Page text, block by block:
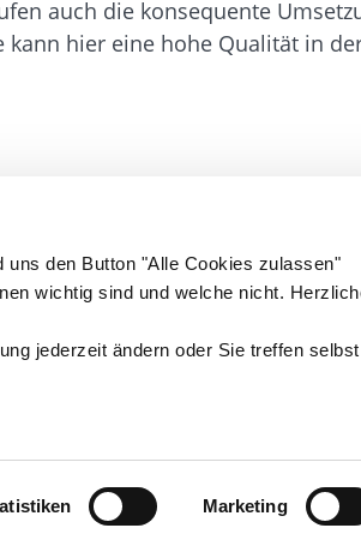
den Button "Alle Cookies zulassen"
wichtig sind und welche nicht.
jederzeit ändern oder Sie treffen selbst
Marketing
auch die konsequente
hier eine hohe Qualität in